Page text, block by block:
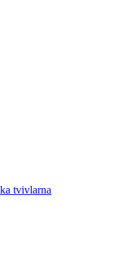
tvivlarna